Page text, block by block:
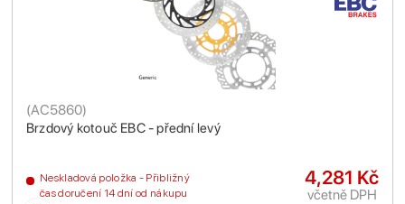
Brzdový kotouč EBC - přední levý
(AC5860)
Neskladová položka - Přibližný
čas doručení 14 dní od nákupu
4,281 Kč
včetně DPH